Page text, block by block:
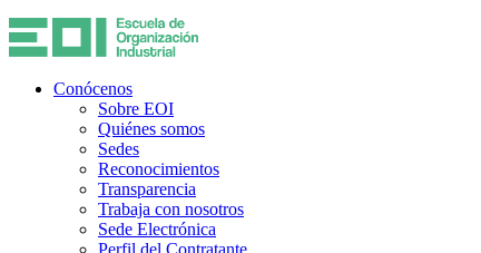
Conócenos
Sobre EOI
Quiénes somos
Sedes
Reconocimientos
Transparencia
Trabaja con nosotros
Sede Electrónica
Perfil del Contratante